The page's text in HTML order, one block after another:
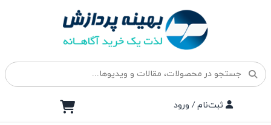
ثبت‌نام / ورود